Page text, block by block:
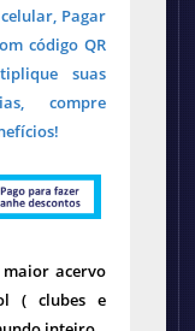
Pagar
código QR
suas
compre
maior acervo
( clubes e